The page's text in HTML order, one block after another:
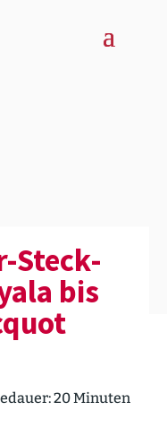
Steck­
bis
20Minuten